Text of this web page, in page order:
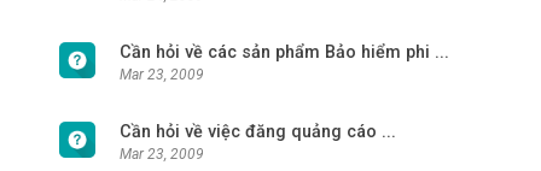
Cần hỏi về các sản phẩm Bảo hiểm phi ...
Mar 23, 2009
Cần hỏi về việc đăng quảng cáo ...
Mar 23, 2009